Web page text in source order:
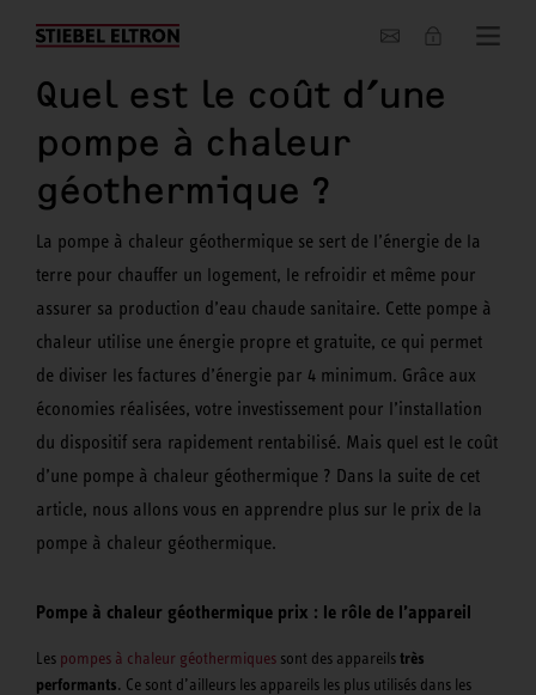
Entreprise
Quel est le coût d’une
pompe à chaleur
géothermique ?
La pompe à chaleur géothermique se sert de l’énergie de la
terre pour chauffer un logement, le refroidir et même pour
assurer sa production d’eau chaude sanitaire. Cette pompe à
chaleur utilise une énergie propre et gratuite, ce qui permet
de diviser les factures d’énergie par 4 minimum. Grâce aux
économies réalisées, votre investissement pour l’installation
du dispositif sera rapidement rentabilisé. Mais quel est le coût
d’une pompe à chaleur géothermique ? Dans la suite de cet
article, nous allons vous en apprendre plus sur le prix de la
pompe à chaleur géothermique.
Pompe à chaleur géothermique prix : le rôle de l’appareil
Les pompes à chaleur géothermiques sont des appareilstrès
performants. Ce sont d’ailleurs les appareils les plus utilisés dans les